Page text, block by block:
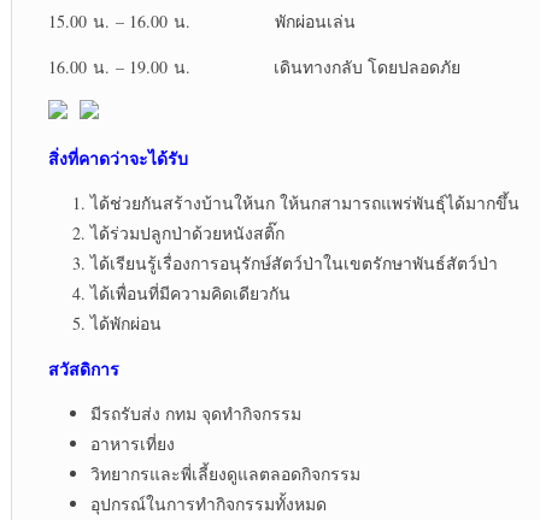
15.00 น. – 16.00 น. พักผ่อนเล่น
16.00 น. – 19.00 น. เดินทางกลับ โดยปลอดภัย
สิ่งที่คาดว่าจะได้รับ
ได้ช่วยกันสร้างบ้านให้นก ให้นกสามารถแพร่พันธุ์ได้มากขึ้น
ได้ร่วมปลูกป่าด้วยหนังสติ๊ก
ได้เรียนรู้เรื่องการอนุรักษ์สัตว์ป่าในเขตรักษาพันธ์สัตว์ป่า
ได้เพื่อนที่มีความคิดเดียวกัน
ได้พักผ่อน
สวัสดิการ
มีรถรับส่ง กทม จุดทำกิจกรรม
อาหารเที่ยง
วิทยากรและพี่เลี้ยงดูแลตลอดกิจกรรม
อุปกรณ์ในการทำกิจกรรมทั้งหมด